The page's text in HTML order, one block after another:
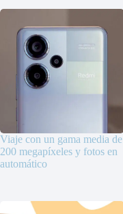
Viaje con un gama media de
200 megapíxeles y fotos en
automático